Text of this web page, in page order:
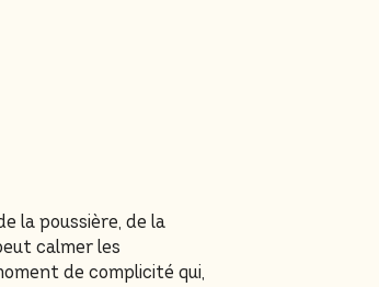
la poussière, de la
calmer les
de complicité qui,